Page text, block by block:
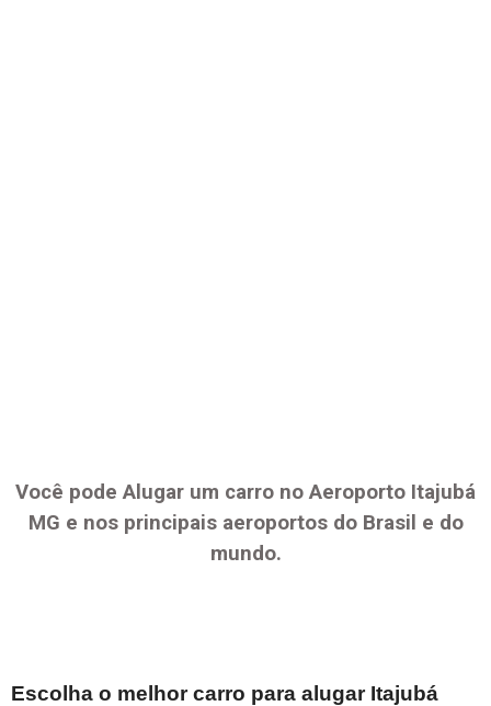
Você pode Alugar um carro no Aeroporto Itajubá
MG e nos principais aeroportos do Brasil e do
mundo.
Escolha o melhor carro para alugar Itajubá